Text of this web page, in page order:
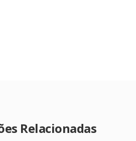
Relacionadas